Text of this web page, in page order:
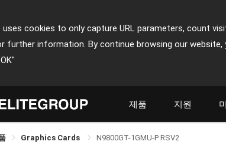
cookies to only capture URL parameters, count
further information. By continue browsing our website,
제품 지원
Graphics Cards N9800GT-1GMU-P RSV2